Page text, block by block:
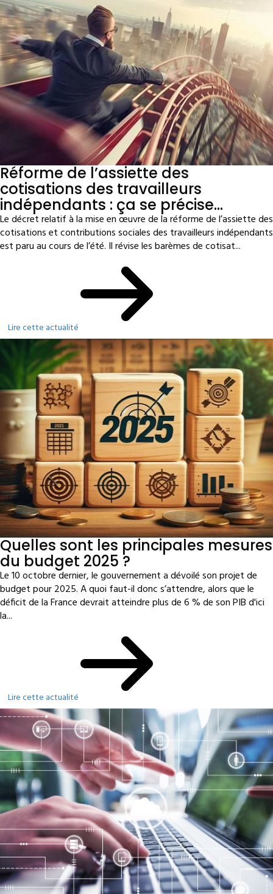
Réforme de l’assiette des
cotisations des travailleurs
indépendants : ça se précise…
Le décret relatif à la mise en œuvre de la réforme de l’assiette des
cotisations et contributions sociales des travailleurs indépendants
est paru au cours de l’été. Il révise les barèmes de cotisat...
Lire cette actualité
Quelles sont les principales mesures
du budget 2025 ?
Le 10 octobre dernier, le gouvernement a dévoilé son projet de
budget pour 2025. A quoi faut-il donc s’attendre, alors que le
déficit de la France devrait atteindre plus de 6 % de son PIB d'ici
la...
Lire cette actualité